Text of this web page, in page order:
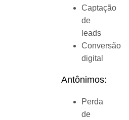
Captação
de
leads
Conversão
digital
Antônimos:
Perda
de